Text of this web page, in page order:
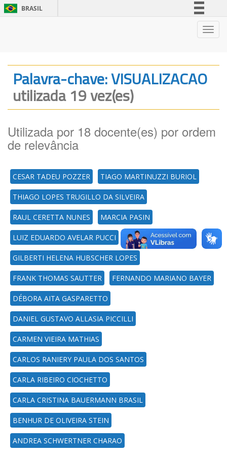
BRASIL
Legislação
Palavra-chave: VISUALIZACAO
utilizada 19 vez(es)
Utilizada por 18 docente(es) por ordem
de relevância
CESAR TADEU POZZER TIAGO MARTINUZZI BURIOL
THIAGO LOPES TRUGILLO DA SILVEIRA
RAUL CERETTA NUNES MARCIA PASIN
LUIZ EDUARDO AVELAR PUCCI JANICE RACHELLI
GILBERTI HELENA HUBSCHER LOPES
FRANK THOMAS SAUTTER FERNANDO MARIANO BAYER
DÉBORA AITA GASPARETTO
DANIEL GUSTAVO ALLASIA PICCILLI
CARMEN VIEIRA MATHIAS
CARLOS RANIERY PAULA DOS SANTOS
CARLA RIBEIRO CIOCHETTO
CARLA CRISTINA BAUERMANN BRASIL
BENHUR DE OLIVEIRA STEIN
ANDREA SCHWERTNER CHARAO